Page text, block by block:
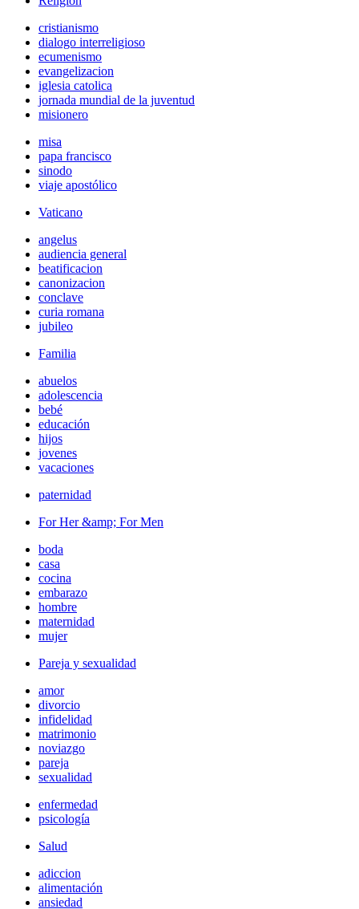
cristianismo
dialogo interreligioso
ecumenismo
evangelizacion
iglesia catolica
jornada mundial de la juventud
misionero
misa
papa francisco
sinodo
viaje apostólico
Vaticano
angelus
audiencia general
beatificacion
canonizacion
conclave
curia romana
jubileo
Familia
abuelos
adolescencia
bebé
educación
hijos
jovenes
vacaciones
paternidad
For Her &amp; For Men
boda
casa
cocina
embarazo
hombre
maternidad
mujer
Pareja y sexualidad
amor
divorcio
infidelidad
matrimonio
noviazgo
pareja
sexualidad
enfermedad
psicología
Salud
adiccion
alimentación
ansiedad